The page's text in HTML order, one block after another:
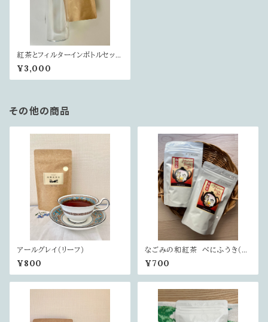
紅茶とフィルターインボトルセット
（一部紅茶はプラス料金がござ
います）
¥3,000
その他の商品
アールグレイ（リーフ）
¥800
なごみの和紅茶 べにふうき（リ
ーフ）
¥700